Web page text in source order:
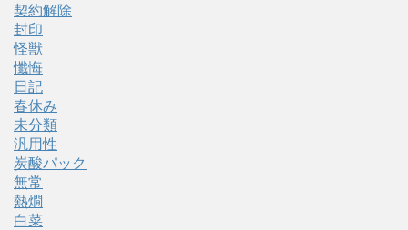
契約解除
封印
怪獣
懺悔
日記
春休み
未分類
汎用性
炭酸パック
無常
熱燗
白菜